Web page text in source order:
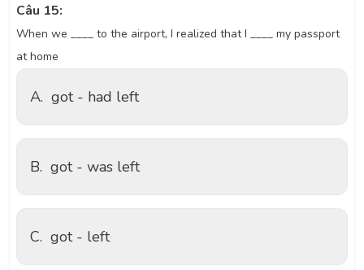
Câu 15:
When we ____ to the airport, I realized that I ____ my passport
at home
A. got - had left
B. got - was left
C. got - left